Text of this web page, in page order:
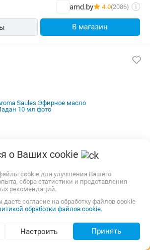
по параметрам (438)
amd.by 4.0(2086) i
В магазин
масло Ладан 10 мл
Saules
Самовывоз
amd.by 4.0(2086)
о Ваших cookie
cookie для улучшения Вашего
сбора статистики и представления
рекомендаций.
согласие на обработку файлов cookie
обработки файлов cookie.
Настроить Принять